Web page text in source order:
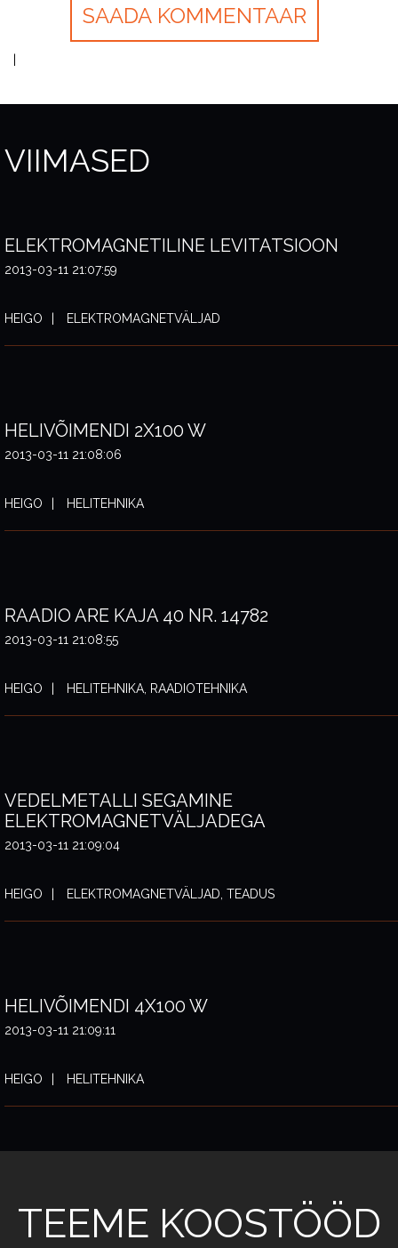
VIIMASED
ELEKTROMAGNETILINE LEVITATSIOON
2013-03-11 21:07:59
HEIGO ELEKTROMAGNETVÄLJAD
HELIVÕIMENDI 2X100 W
2013-03-11 21:08:06
HEIGO HELITEHNIKA
RAADIO ARE KAJA 40 NR. 14782
2013-03-11 21:08:55
HEIGO HELITEHNIKA, RAADIOTEHNIKA
VEDELMETALLI SEGAMINE
ELEKTROMAGNETVÄLJADEGA
2013-03-11 21:09:04
HEIGO ELEKTROMAGNETVÄLJAD, TEADUS
HELIVÕIMENDI 4X100 W
2013-03-11 21:09:11
HEIGO HELITEHNIKA
TEEME KOOSTÖÖD